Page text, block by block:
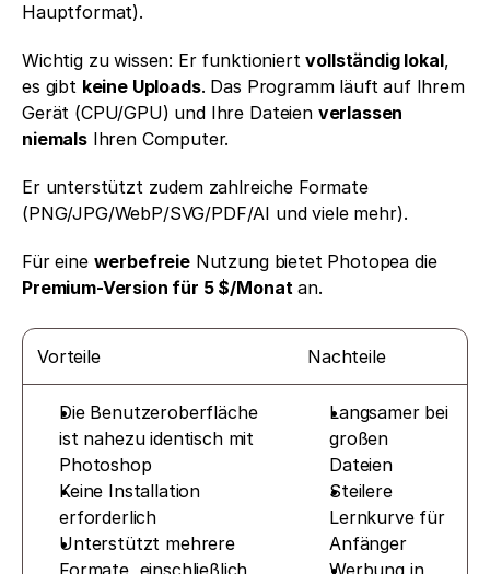
Hauptformat).
Wichtig zu wissen: Er funktioniert vollständig lokal,
es gibt keine Uploads. Das Programm läuft auf Ihrem
Gerät (CPU/GPU) und Ihre Dateien verlassen
niemals Ihren Computer.
Er unterstützt zudem zahlreiche Formate
(PNG/JPG/WebP/SVG/PDF/AI und viele mehr).
Für eine werbefreie
Nutzung bietet Photopea die
Premium-Version für 5 $/Monat an.
Vorteile Nachteile
Die Benutzeroberfläche
ist nahezu identisch mit
Photoshop
Keine Installation
erforderlich
Unterstützt mehrere
Langsamer bei
großen
Dateien
Steilere
Lernkurve für
Anfänger